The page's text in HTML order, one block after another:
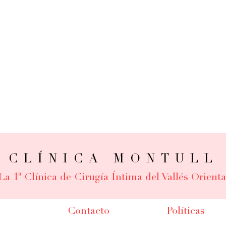
CLÍNICA MONTULL
1ª Clínica de Cirugía Íntima del Vallés
Contacto
Políticas